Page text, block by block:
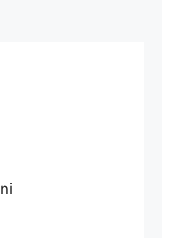
ni